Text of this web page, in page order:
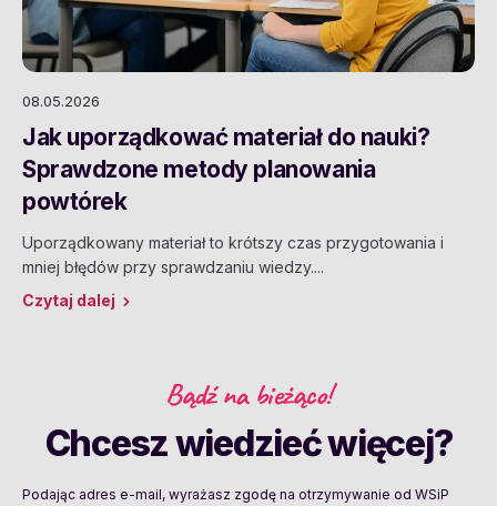
08.05.2026
Jak uporządkować materiał do nauki?
Sprawdzone metody planowania
powtórek
Uporządkowany materiał to krótszy czas przygotowania i
mniej błędów przy sprawdzaniu wiedzy....
Czytaj dalej
Bądź na bieżąco!
Chcesz wiedzieć więcej?
Podając adres e-mail, wyrażasz zgodę na otrzymywanie od WSiP